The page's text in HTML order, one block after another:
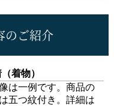
のご紹介
（着物）
は一例です。商品の
五つ紋付き。詳細は